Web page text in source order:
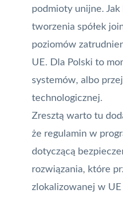
podmioty unijne.
tworzenia spółek
poziomów
UE. Dla Polski to
systemów, albo
technologicznej.
Zresztą warto tu
że regulamin w
dotyczącą
rozwiązania, które
zlokalizowanej w